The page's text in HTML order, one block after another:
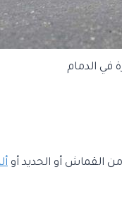
الدمام
القماش أو الحديد أو